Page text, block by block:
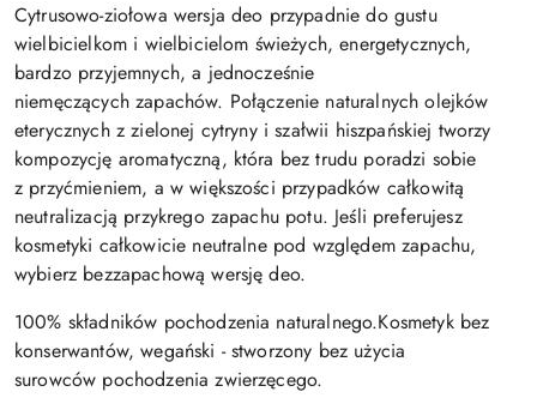
Cytrusowo-ziołowa wersja deo przypadnie do gustu
wielbicielkom i wielbicielom świeżych, energetycznych,
bardzo przyjemnych, a jednocześnie
niemęczących zapachów. Połączenie naturalnych olejków
eterycznych z zielonej cytryny i szałwii hiszpańskiej tworzy
kompozycję aromatyczną, która bez trudu poradzi sobie
z przyćmieniem, a w większości przypadków całkowitą
neutralizacją przykrego zapachu potu. Jeśli preferujesz
kosmetyki całkowicie neutralne pod względem zapachu,
wybierz bezzapachową wersję deo.
100% składników pochodzenia naturalnego.Kosmetyk bez
konserwantów, wegański - stworzony bez użycia
surowców pochodzenia zwierzęcego.